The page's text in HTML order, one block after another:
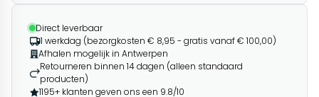
Direct leverbaar
1 werkdag (bezorgkosten € 8,95 - gratis vanaf € 100,00)
Afhalen mogelijk in Antwerpen
Retourneren binnen 14 dagen (alleen standaard
producten)
1195+ klanten geven ons een 9.8/10